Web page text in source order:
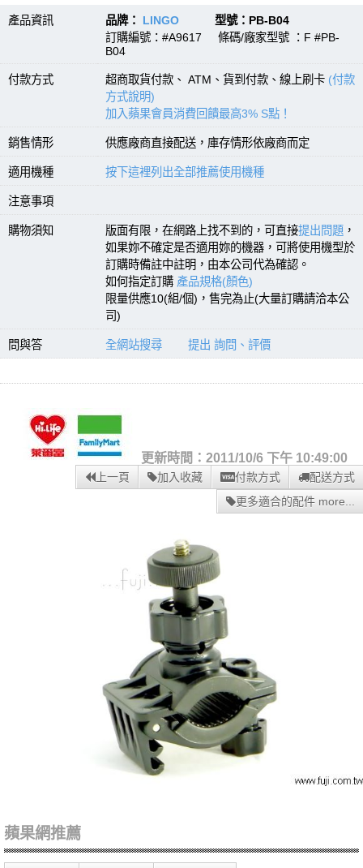
產品資訊 品牌： LINGO 型號：PB-B04
訂購編號：#A9617 條碼/廠家型號 ：F #PB-
B04
付款方式 超商取貨付款、 ATM、貨到付款、線上刷卡 (付款
方式說明)
加入蘋果會員消費回饋最高3% S點！
銷售情形 供應廠商直接配送，庫存情形依廠商而定
適用機種 按下這裡列出全部推薦使用機種
注意事項
購物須知 版面有限，在網路上找不到的，可直接提出問題 ，
如果妳不確定是否適用妳的機器，可將使用機型於
訂購時備註中註明，由本公司代為確認。
如何指定訂購 產品規格(顏色)
限量供應10(組/個)，售完為止(大量訂購請洽本公
司)
問與答 全網站搜尋 提出 詢問、評價
更新時間：2011/10/6 下午 10:49:00
上一頁 加入收藏 付款方式
配送方式
更多適合的配件 more...
蘋果網推薦